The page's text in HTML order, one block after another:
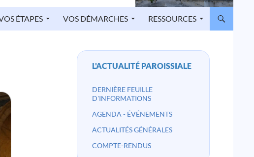
ÉTAPES VOS DÉMARCHES RESSOURCES
L'ACTUALITÉ PAROISSIALE
DERNIÈRE FEUILLE
D'INFORMATIONS
AGENDA - ÉVÉNEMENTS
ACTUALITÉS GÉNÉRALES
COMPTE-RENDUS